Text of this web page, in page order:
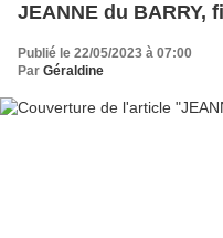
JEANNE du BARRY,
Publié le 22/05/2023 à 07:00
Par Géraldine